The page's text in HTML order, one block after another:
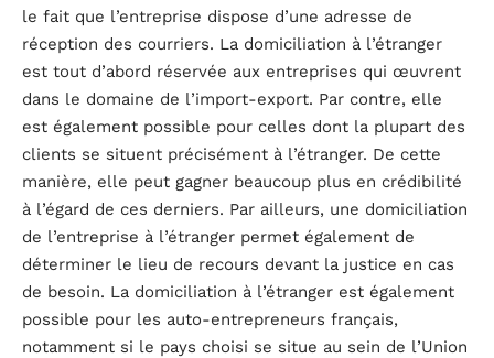
le fait que l’entreprise dispose d’une adresse de
réception des courriers. La domiciliation à l’étranger
est tout d’abord réservée aux entreprises qui œuvrent
dans le domaine de l’import-export. Par contre, elle
est également possible pour celles dont la plupart des
clients se situent précisément à l’étranger. De cette
manière, elle peut gagner beaucoup plus en crédibilité
à l’égard de ces derniers. Par ailleurs, une domiciliation
de l’entreprise à l’étranger permet également de
déterminer le lieu de recours devant la justice en cas
de besoin. La domiciliation à l’étranger est également
possible pour les auto-entrepreneurs français,
notamment si le pays choisi se situe au sein de l’Union